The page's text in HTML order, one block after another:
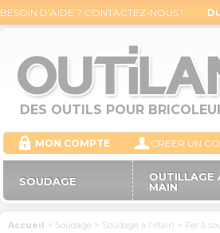
BESOIN D’AIDE ? CONTACTEZ-NOUS !
DES OUTILS POUR
MON COMPTE CREER UN
SOUDAGE
OUTILLAGE
MAIN
Accueil > Soudage > Soudage à l'étain > Fer à